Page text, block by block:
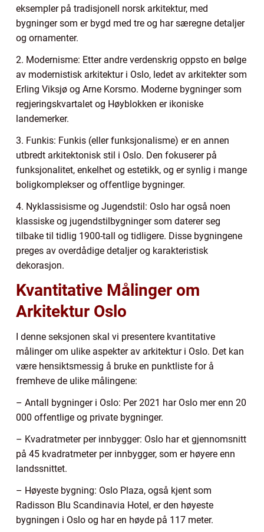
eksempler på tradisjonell norsk arkitektur, med
bygninger som er bygd med tre og har særegne detaljer
og ornamenter.
2. Modernisme: Etter andre verdenskrig oppsto en bølge
av modernistisk arkitektur i Oslo, ledet av arkitekter som
Erling Viksjø og Arne Korsmo. Moderne bygninger som
regjeringskvartalet og Høyblokken er ikoniske
landemerker.
3. Funkis: Funkis (eller funksjonalisme) er en annen
utbredt arkitektonisk stil i Oslo. Den fokuserer på
funksjonalitet, enkelhet og estetikk, og er synlig i mange
boligkomplekser og offentlige bygninger.
4. Nyklassisisme og Jugendstil: Oslo har også noen
klassiske og jugendstilbygninger som daterer seg
tilbake til tidlig 1900-tall og tidligere. Disse bygningene
preges av overdådige detaljer og karakteristisk
dekorasjon.
Kvantitative Målinger om
Arkitektur Oslo
I denne seksjonen skal vi presentere kvantitative
målinger om ulike aspekter av arkitektur i Oslo. Det kan
være hensiktsmessig å bruke en punktliste for å
fremheve de ulike målingene:
– Antall bygninger i Oslo: Per 2021 har Oslo mer enn 20
000 offentlige og private bygninger.
– Kvadratmeter per innbygger: Oslo har et gjennomsnitt
på 45 kvadratmeter per innbygger, som er høyere enn
landssnittet.
– Høyeste bygning: Oslo Plaza, også kjent som
Radisson Blu Scandinavia Hotel, er den høyeste
bygningen i Oslo og har en høyde på 117 meter.